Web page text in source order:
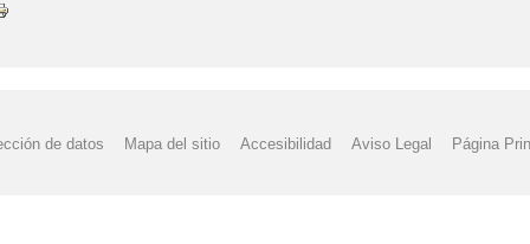
de datos Mapa del sitio Accesibilidad Aviso Legal Página